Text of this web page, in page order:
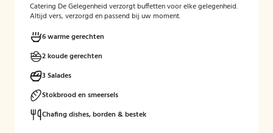
Catering De Gelegenheid verzorgt buffetten voor elke gelegenheid.
Altijd vers, verzorgd en passend bij uw moment.
6 warme gerechten
2 koude gerechten
3 Salades
Stokbrood en smeersels
Chafing dishes, borden & bestek